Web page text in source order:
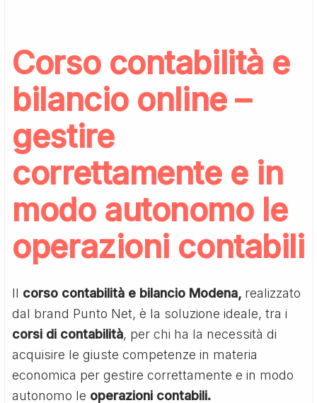
Corso contabilità e
bilancio online –
gestire
correttamente e in
modo autonomo le
operazioni contabili
Il corso contabilità e bilancio Modena, realizzato
dal brand Punto Net, è la soluzione ideale, tra i
corsi di contabilità, per chi ha la necessità di
acquisire le giuste competenze in materia
economica per gestire correttamente e in modo
autonomo le operazioni contabili.